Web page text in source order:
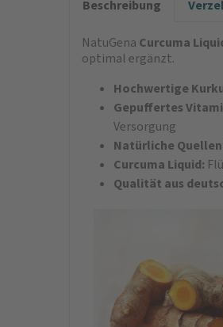
Beschreibung
NatuGena Curcuma
optimal ergänzt.
Hochwertige
Gepuffertes
Versorgung
Natürliche
Curcuma Liquid:
Qualität aus